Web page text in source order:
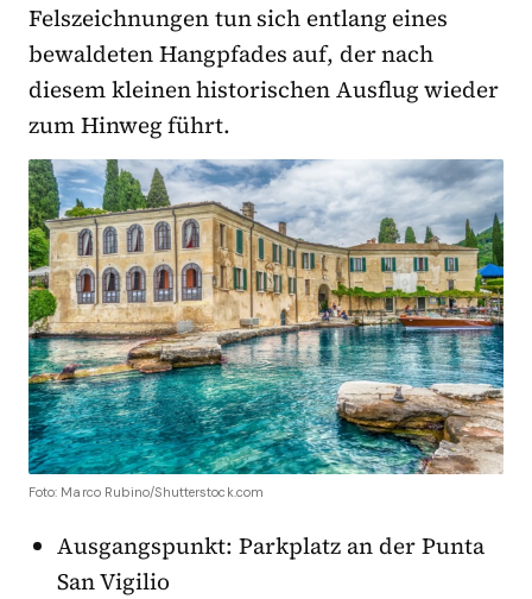
Felszeichnungen tun sich entlang eines
bewaldeten Hangpfades auf, der nach
diesem kleinen historischen Ausflug wieder
zum Hinweg führt.
Foto: Marco Rubino/Shutterstock.com
Ausgangspunkt: Parkplatz an der Punta
San Vigilio